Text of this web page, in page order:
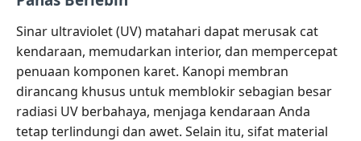
Sinar ultraviolet (UV) matahari dapat merusak cat
kendaraan, memudarkan interior, dan mempercepat
penuaan komponen karet. Kanopi membran
dirancang khusus untuk memblokir sebagian besar
radiasi UV berbahaya, menjaga kendaraan Anda
tetap terlindungi dan awet. Selain itu, sifat material